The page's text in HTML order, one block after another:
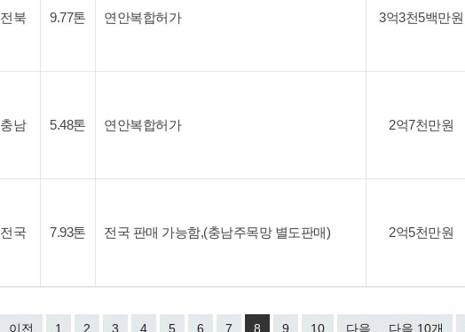
전북 9.77톤 연안복합허가 3억3천5백만원
충남 5.48톤 연안복합허가 2억7천만원
전국 7.93톤 전국 판매 가능함,(충남주목망 별도판매) 2억5천만원
이전 1 2 3 4 5 6 7 8 9 10 다음 다음 10개